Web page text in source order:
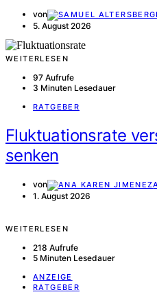
von
5. August 2026
WEITERLESEN
97 Aufrufe
3 Minuten Lesedauer
RATGEBER
Fluktuationsrate
senken
von
1. August 2026
WEITERLESEN
218 Aufrufe
5 Minuten Lesedauer
ANZEIGE
RATGEBER